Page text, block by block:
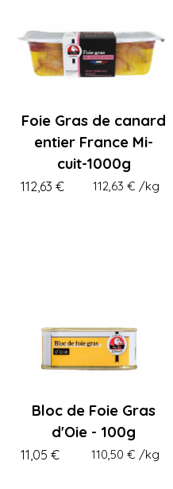
Foie Gras de canard
entier France Mi-
cuit-1000g
112,63 € 112,63 € /kg
Bloc de Foie Gras
d'Oie - 100g
11,05 € 110,50 € /kg